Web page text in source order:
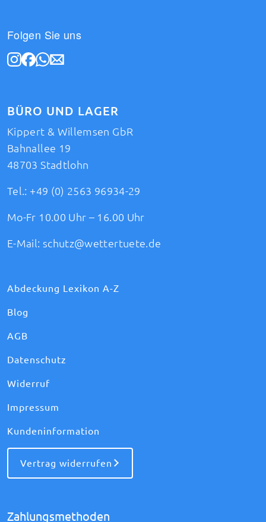
Folgen Sie uns
BÜRO UND LAGER
Kippert & Willemsen GbR
Bahnallee 19
48703 Stadtlohn
Tel.: +49 (0) 2563 96934-29
Mo-Fr 10.00 Uhr – 16.00 Uhr
E-Mail: schutz@wettertuete.de
Abdeckung Lexikon A-Z
Blog
AGB
Datenschutz
Widerruf
Impressum
Kundeninformation
Vertrag widerrufen
Zahlungsmethoden